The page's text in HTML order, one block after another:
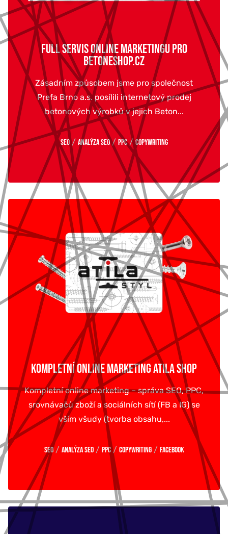
FULL SERVIS ONLINE MARKETINGU PRO
BETONESHOP.CZ
Zásadním způsobem jsme pro společnost
Prefa Brno a.s. posílili internetový prodej
betonových výrobků v jejich Beton...
SEO / Analýza SEO / PPC / Copywriting
KOMPLETNÍ ONLINE MARKETING ATILA SHOP
Kompletní online marketing – správa SEO, PPC,
srovnávačů zboží a sociálních sítí (FB a IG) se
vším všudy (tvorba obsahu,...
SEO / Analýza SEO / PPC / Copywriting / Facebook